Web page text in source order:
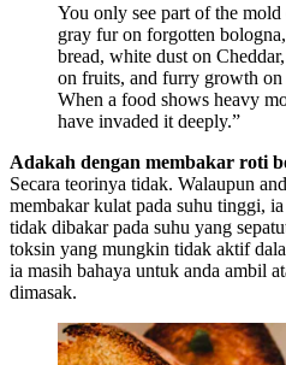
You only see part of the
gray fur on forgotten
bread, white dust on
on fruits, and furry growth on
When a food shows heavy
have invaded it deeply.”
Adakah dengan membakar roti
Secara teorinya tidak. Walaupun
membakar kulat pada suhu tinggi,
tidak dibakar pada suhu yang
toksin yang mungkin tidak aktif
ia masih bahaya untuk anda ambil
dimasak.